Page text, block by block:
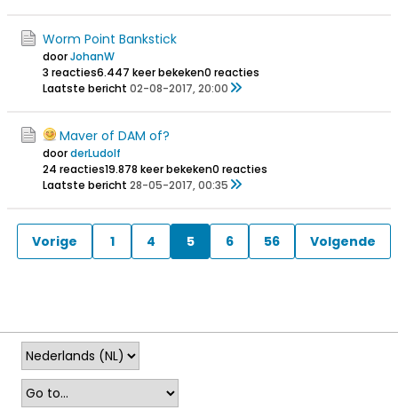
Worm Point Bankstick
doorJohanW
3 reacties6.447 keer bekeken0 reacties
Laatste bericht 02-08-2017, 20:00
Maver of DAM of?
doorderLudolf
24 reacties19.878 keer bekeken0 reacties
Laatste bericht 28-05-2017, 00:35
Vorige 1 4 5 6 56 Volgende